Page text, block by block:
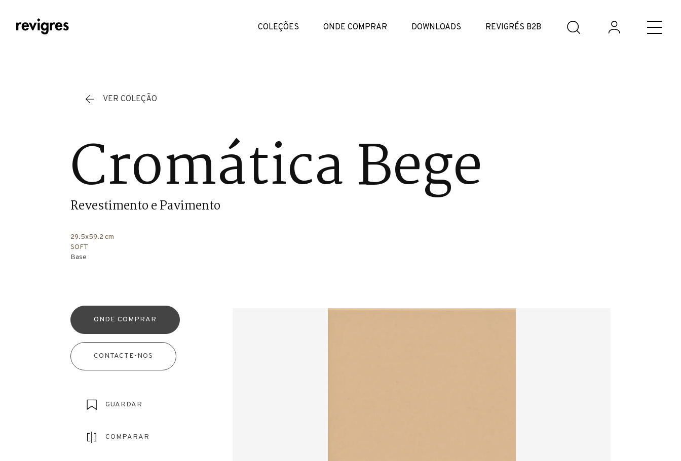
COLEÇÕES ONDE COMPRAR DOWNLOADS REVIGRÉS B2B
VER COLEÇÃO
Cromática Bege
Revestimento e Pavimento
29.5x59.2 cm
SOFT
Base
ONDE COMPRAR
CONTACTE-NOS
GUARDAR
COMPARAR